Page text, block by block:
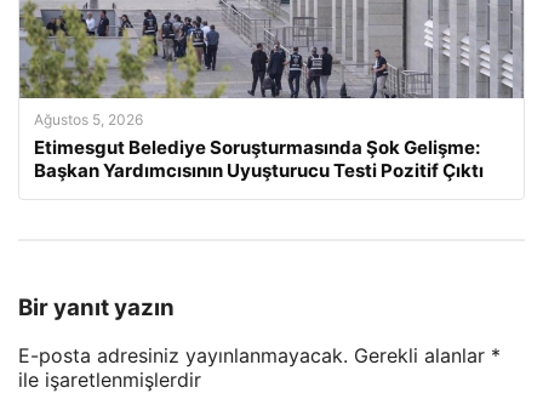
Ağustos 5, 2026
Etimesgut Belediye Soruşturmasında Şok Gelişme:
Başkan Yardımcısının Uyuşturucu Testi Pozitif Çıktı
Bir yanıt yazın
E-posta adresiniz yayınlanmayacak. Gerekli alanlar *
ile işaretlenmişlerdir